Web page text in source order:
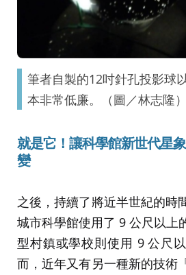
筆者自製的12吋針孔投影球
本非常低廉。（圖／林志隆）
就是它！讓科學館新世代星
變
之後，持續了將近半世紀的時
城市科學館使用了 9 公尺以上
型村鎮或學校則使用 9 公尺
而，近年又有另一種新的技術